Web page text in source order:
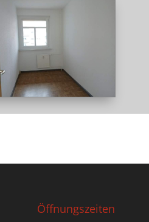
Öffnungszeiten